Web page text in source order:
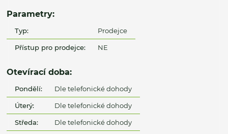
Parametry:
Typ: Prodejce
Přístup pro prodejce: NE
Otevírací doba:
Pondělí: Dle telefonické dohody
Úterý: Dle telefonické dohody
Středa: Dle telefonické dohody